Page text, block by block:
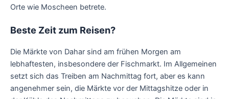
Orte wie Moscheen betrete.
Beste Zeit zum Reisen?
Die Märkte von Dahar sind am frühen Morgen am
lebhaftesten, insbesondere der Fischmarkt. Im Allgemeinen
setzt sich das Treiben am Nachmittag fort, aber es kann
angenehmer sein, die Märkte vor der Mittagshitze oder in